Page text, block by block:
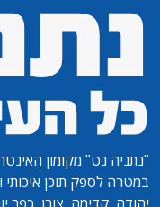
"נתניה נט" מקומון
במטרה לספק תוכן